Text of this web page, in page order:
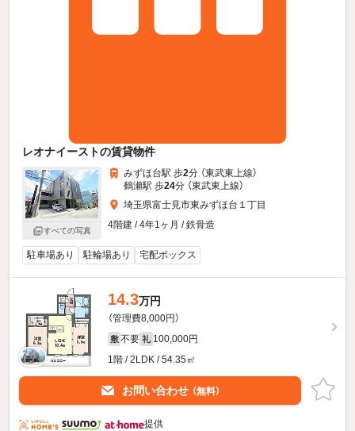
レオナイーストの賃貸物件
すべての写真
みずほ台駅 歩2分 （東武東上線）
鶴瀬駅 歩24分 （東武東上線）
埼玉県富士見市東みずほ台１丁目
4階建 / 4年1ヶ月 / 鉄骨造
駐車場あり 駐輪場あり 宅配ボックス
14.3万円
（管理費8,000円）
敷 不要 礼 100,000円
1階 / 2LDK / 54.35㎡
お問い合わせ （無料）
提供